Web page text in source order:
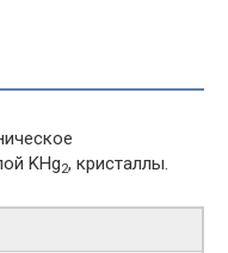
KHg2, кристаллы.